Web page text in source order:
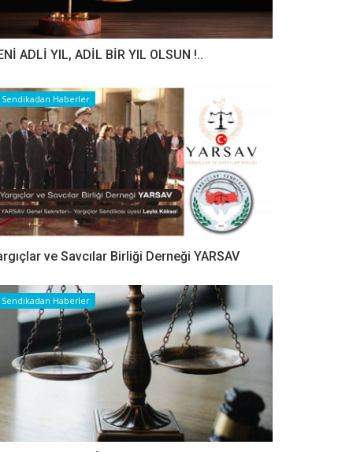
ADLİ YIL, ADİL BİR YIL OLSUN !..
Sendikadan Haberler
ve Savcılar Birliği Derneği YARSAV
Sendikadan Haberler